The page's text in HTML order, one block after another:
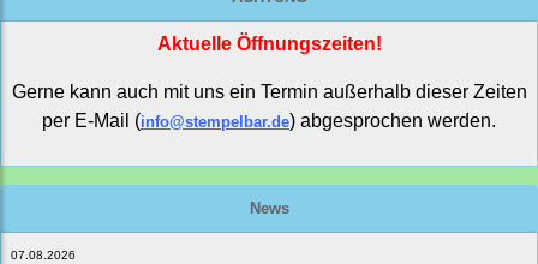
Aktuelle Öffnungszeiten!
Gerne kann auch mit uns ein Termin außerhalb dieser Zeiten
per E-Mail (info@stempelbar.de) abgesprochen werden.
News
07.08.2026